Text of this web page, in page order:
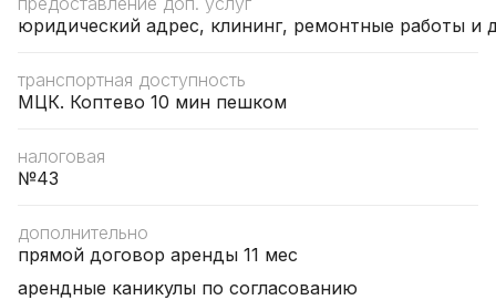
юридический адрес, клининг, ремонтные работы и
транспортная доступность
МЦК. Коптево 10 мин пешком
налоговая
№43
дополнительно
прямой договор аренды 11 мес
арендные каникулы по согласованию